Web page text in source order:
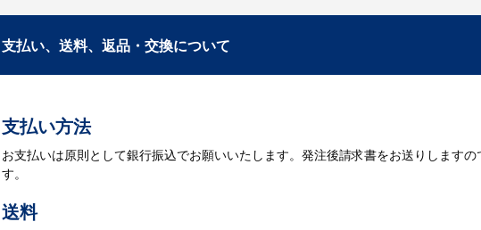
3.発注・データ入稿
お見積書を元に、製作が決定しましたら、ご注文書をお送りします。
4.納品
【名入れをする場合】データのご入稿後３週間程度で納品となります。
【名入れなしの場合】在庫がある場合、3～5営業日程度で納品となります。
支払い、送料、返品・交換について
支払い方法
お支払いは原則として銀行振込でお願いいたします。発注後請求書をお送りします
す。
送料